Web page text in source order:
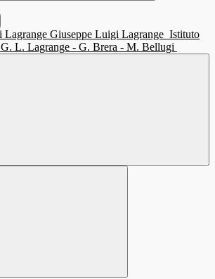
Giuseppe Luigi Lagrange Istituto
G. L. Lagrange - G. Brera - M. Bellugi